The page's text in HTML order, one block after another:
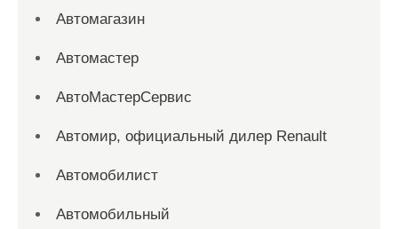
Автомагазин
Автомастер
АвтоМастерСервис
Автомир, официальный дилер Renault
Автомобилист
Автомобильный